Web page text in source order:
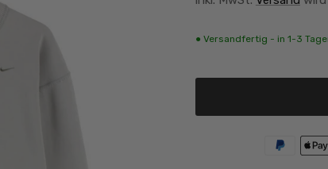
● Versandfertig - in 1-3